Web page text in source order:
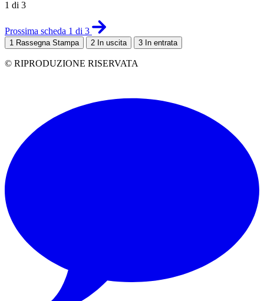
1 di 3
Prossima scheda 1 di 3
1 Rassegna Stampa 2 In uscita 3 In entrata
© RIPRODUZIONE RISERVATA